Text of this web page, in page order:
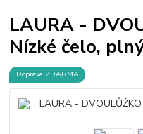
LAURA -
Nízké čelo,
Doprava ZDARMA